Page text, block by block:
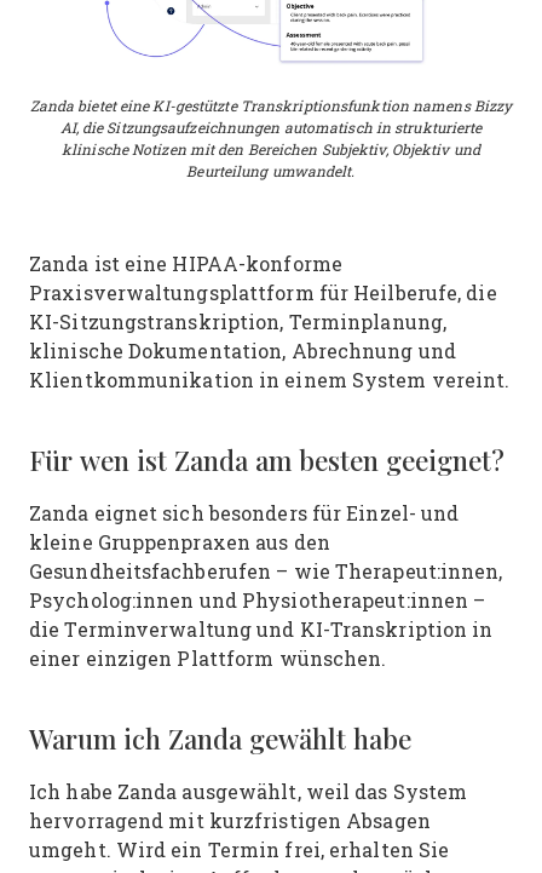
Zanda bietet eine KI-gestützte Transkriptionsfunktion namens Bizzy
AI, die Sitzungsaufzeichnungen automatisch in strukturierte
klinische Notizen mit den Bereichen Subjektiv, Objektiv und
Beurteilung umwandelt.
Zanda ist eine HIPAA-konforme
Praxisverwaltungsplattform für Heilberufe, die
KI-Sitzungstranskription, Terminplanung,
klinische Dokumentation, Abrechnung und
Klientkommunikation in einem System vereint.
Für wen ist Zanda am besten geeignet?
Zanda eignet sich besonders für Einzel- und
kleine Gruppenpraxen aus den
Gesundheitsfachberufen – wie Therapeut:innen,
Psycholog:innen und Physiotherapeut:innen –
die Terminverwaltung und KI-Transkription in
einer einzigen Plattform wünschen.
Warum ich Zanda gewählt habe
Ich habe Zanda ausgewählt, weil das System
hervorragend mit kurzfristigen Absagen
umgeht. Wird ein Termin frei, erhalten Sie